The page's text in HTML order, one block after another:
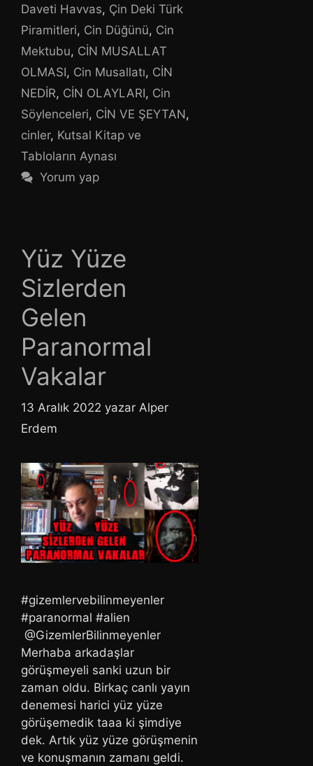
Daveti Havvas, Çin Deki Türk
Piramitleri, Cin Düğünü, Cin
Mektubu, CİN MUSALLAT
OLMASI, Cin Musallatı, CİN
NEDİR, CİN OLAYLARI, Cin
Söylenceleri, CİN VE ŞEYTAN,
cinler, Kutsal Kitap ve
Tabloların Aynası
Yorum yap
Yüz Yüze
Sizlerden
Gelen
Paranormal
Vakalar
13 Aralık 2022 yazar Alper
Erdem
#gizemlervebilinmeyenler
#paranormal #alien
@GizemlerBilinmeyenler
Merhaba arkadaşlar
görüşmeyeli sanki uzun bir
zaman oldu. Birkaç canlı yayın
denemesi harici yüz yüze
görüşemedik taaa ki şimdiye
dek. Artık yüz yüze görüşmenin
ve konuşmanın zamanı geldi.